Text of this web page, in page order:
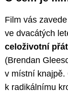
Film vás
ve dvacátých
celoživotní
(Brendan
v místní knajpě.
k radikálnímu